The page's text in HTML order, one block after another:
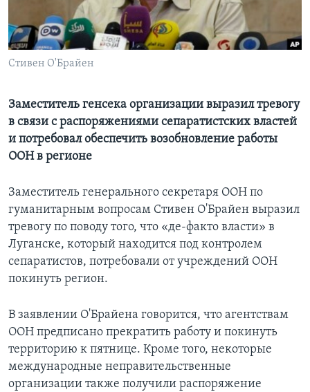
Learning English
СОЦИАЛЬНЫЕ СЕТИ
Языки
Стивен О'Брайен
Заместитель генсека организации выразил тревогу
в связи с распоряжениями сепаратистских властей
и потребовал обеспечить возобновление работы
ООН в регионе
Заместитель генерального секретаря ООН по
гуманитарным вопросам Стивен О'Брайен выразил
тревогу по поводу того, что «де-факто власти» в
Луганске, который находится под контролем
сепаратистов, потребовали от учреждений ООН
покинуть регион.
В заявлении О'Брайена говорится, что агентствам
ООН предписано прекратить работу и покинуть
территорию к пятнице. Кроме того, некоторые
международные неправительственные
организации также получили распоряжение